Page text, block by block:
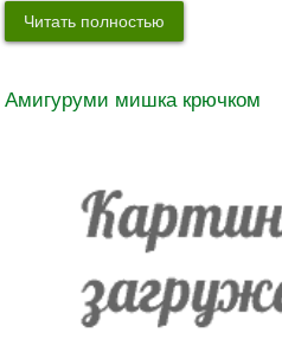
Читать полностью
Амигуруми мишка крючком